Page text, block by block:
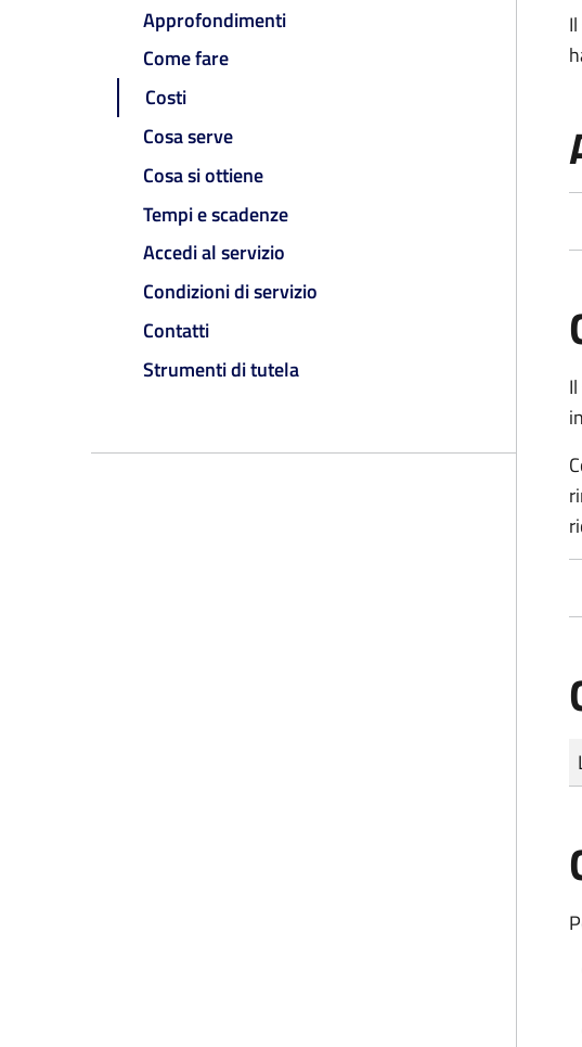
Approfondimenti
Come fare
Costi
Cosa serve
Cosa si ottiene
Tempi e scadenze
Accedi al servizio
Condizioni di servizio
Contatti
Strumenti di tutela